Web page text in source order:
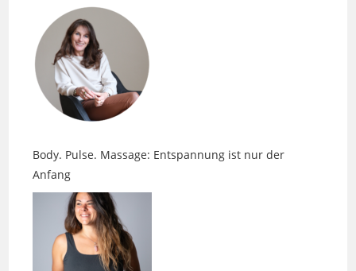
Body. Pulse. Massage: Entspannung ist nur der